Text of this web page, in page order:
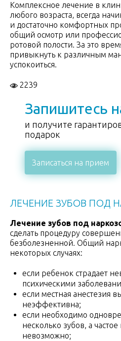
Комплексное лечение в
любого возраста, всегда
и достаточно комфортных
общий осмотр или
ротовой полости. За это
привыкнуть к различным
успокоиться.
2239
Запишитесь
и получите
подарок
Записаться на прием
ЛЕЧЕНИЕ ЗУБОВ ПОД
Лечение зубов под
сделать процедуру
безболезненной. Общий
некоторых случаях:
если ребенок страдает
психическими
если местная анестезия
неэффективна;
если необходимо
несколько зубов, а
невозможно;